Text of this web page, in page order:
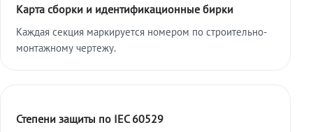
Карта сборки и идентификационные бирки
Каждая секция маркируется номером по строительно-
монтажному чертежу.
Степени защиты по IEC 60529